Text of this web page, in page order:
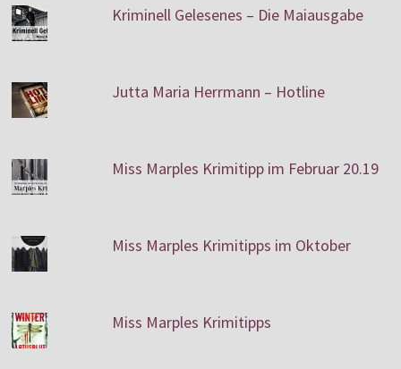
Kriminell Gelesenes – Die Maiausgabe
Jutta Maria Herrmann – Hotline
Miss Marples Krimitipp im Februar 20.19
Miss Marples Krimitipps im Oktober
Miss Marples Krimitipps